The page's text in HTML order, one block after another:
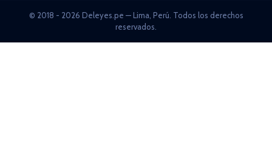
© 2018 - 2026 Deleyes.pe — Lima, Perú. Todos los derechos
reservados.